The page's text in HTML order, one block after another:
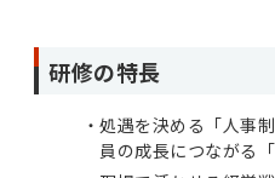
研修の特長
処遇を決める「人事
員の成長につながる